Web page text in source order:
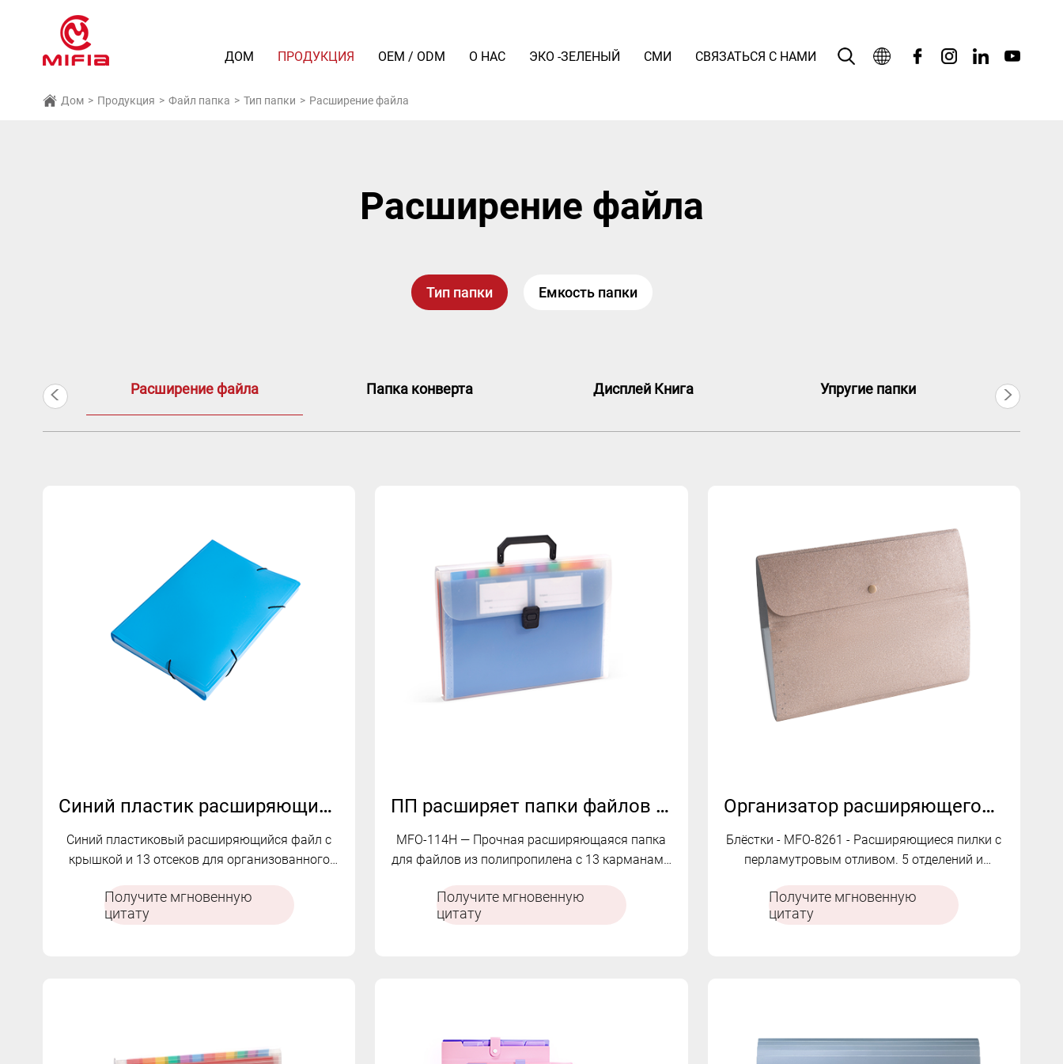
ДОМ ПРОДУКЦИЯ OEM / ODM О НАС ЭКО -ЗЕЛЕНЫЙ СМИ СВЯЗАТЬСЯ С НАМИ
日本語
Дом > Продукция > Файл папка > Тип папки > Расширение файла
Расширение файла
Тип папки Емкость папки
Расширение файла Папка конверта Дисплей Книга Упругие папки >
<
Синий пластик расширяющийся файл | B-6
Синий пластиковый расширяющийся файл с
крышкой и 13 отсеков для организованного
Получите мгновенную
цитату
ПП расширяет папки файлов с 13 карманами | MFO-114H
MFO-114H — Прочная расширяющаяся папка
для файлов из полипропилена с 13 карманами
Получите мгновенную
цитату
Организатор расширяющегося блока блеска | MFO-8261
Блёстки - MFO-8261 - Расширяющиеся пилки с
перламутровым отливом. 5 отделений и
Получите мгновенную
цитату